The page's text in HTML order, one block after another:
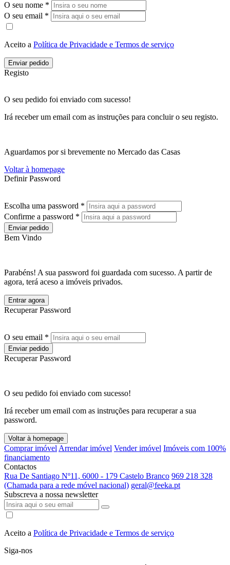
O seu nome *
O seu email *
Aceito a Política de Privacidade e Termos de serviço
Enviar pedido
Registo
O seu pedido foi enviado com sucesso!
Irá receber um email com as instruções para concluir o seu registo.
Aguardamos por si brevemente no Mercado das Casas
Voltar à homepage
Definir Password
Escolha uma password *
Confirme a password *
Enviar pedido
Bem Vindo
Parabéns! A sua password foi guardada com sucesso. A partir de
agora, terá aceso a imóveis privados.
Entrar agora
Recuperar Password
O seu email *
Enviar pedido
Recuperar Password
O seu pedido foi enviado com sucesso!
Irá receber um email com as instruções para recuperar a sua
password.
Voltar à homepage
Comprar imóvel Arrendar imóvel Vender imóvel Imóveis com 100%
financiamento
Contactos
Rua De Santiago Nº11, 6000 - 179 Castelo Branco 969 218 328
(Chamada para a rede móvel nacional) geral@feeka.pt
Subscreva a nossa newsletter
Aceito a Política de Privacidade e Termos de serviço
Siga-nos